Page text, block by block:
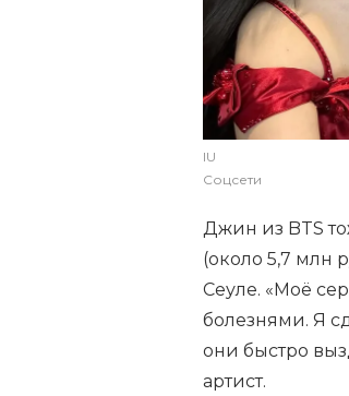
IU
Соцсети
Джин из BTS
(около 5,7 млн
Сеуле. «Моё
болезнями. Я
они быстро
артист.